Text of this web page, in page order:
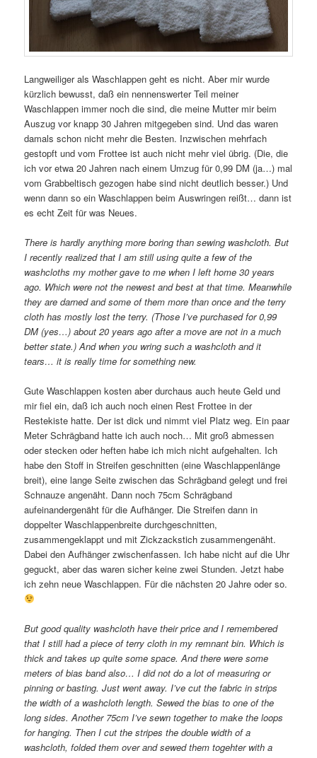
Langweiliger als Waschlappen geht es nicht. Aber mir wurde
kürzlich bewusst, daß ein nennenswerter Teil meiner
Waschlappen immer noch die sind, die meine Mutter mir beim
Auszug vor knapp 30 Jahren mitgegeben sind. Und das waren
damals schon nicht mehr die Besten. Inzwischen mehrfach
gestopft und vom Frottee ist auch nicht mehr viel übrig. (Die, die
ich vor etwa 20 Jahren nach einem Umzug für 0,99 DM (ja…) mal
vom Grabbeltisch gezogen habe sind nicht deutlich besser.) Und
wenn dann so ein Waschlappen beim Auswringen reißt… dann ist
es echt Zeit für was Neues.
There is hardly anything more boring than sewing washcloth. But
I recently realized that I am still using quite a few of the
washcloths my mother gave to me when I left home 30 years
ago. Which were not the newest and best at that time. Meanwhile
they are darned and some of them more than once and the terry
cloth has mostly lost the terry. (Those I’ve purchased for 0,99
DM (yes…) about 20 years ago after a move are not in a much
better state.) And when you wring such a washcloth and it
tears… it is really time for something new.
Gute Waschlappen kosten aber durchaus auch heute Geld und
mir fiel ein, daß ich auch noch einen Rest Frottee in der
Restekiste hatte. Der ist dick und nimmt viel Platz weg. Ein paar
Meter Schrägband hatte ich auch noch… Mit groß abmessen
oder stecken oder heften habe ich mich nicht aufgehalten. Ich
habe den Stoff in Streifen geschnitten (eine Waschlappenlänge
breit), eine lange Seite zwischen das Schrägband gelegt und frei
Schnauze angenäht. Dann noch 75cm Schrägband
aufeinandergenäht für die Aufhänger. Die Streifen dann in
doppelter Waschlappenbreite durchgeschnitten,
zusammengeklappt und mit Zickzackstich zusammengenäht.
Dabei den Aufhänger zwischenfassen. Ich habe nicht auf die Uhr
geguckt, aber das waren sicher keine zwei Stunden. Jetzt habe
ich zehn neue Waschlappen. Für die nächsten 20 Jahre oder so.
But good quality washcloth have their price and I remembered
that I still had a piece of terry cloth in my remnant bin. Which is
thick and takes up quite some space. And there were some
meters of bias band also… I did not do a lot of measuring or
pinning or basting. Just went away. I’ve cut the fabric in strips
the width of a washcloth length. Sewed the bias to one of the
long sides. Another 75cm I’ve sewn together to make the loops
for hanging. Then I cut the stripes the double width of a
washcloth, folded them over and sewed them togehter with a